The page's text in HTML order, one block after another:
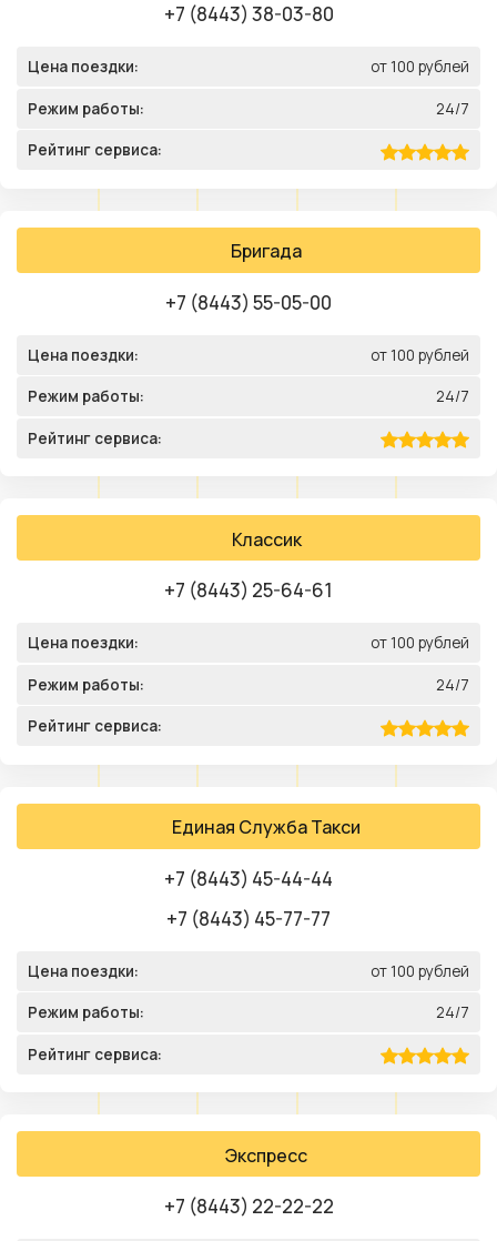
+7 (8443) 38-03-80
Цена поездки: от 100 рублей
Режим работы: 24/7
Рейтинг сервиса:
Бригада
+7 (8443) 55-05-00
Цена поездки: от 100 рублей
Режим работы: 24/7
Рейтинг сервиса:
Классик
+7 (8443) 25-64-61
Цена поездки: от 100 рублей
Режим работы: 24/7
Рейтинг сервиса:
Единая Служба Такси
+7 (8443) 45-44-44
+7 (8443) 45-77-77
Цена поездки: от 100 рублей
Режим работы: 24/7
Рейтинг сервиса:
Экспресс
+7 (8443) 22-22-22